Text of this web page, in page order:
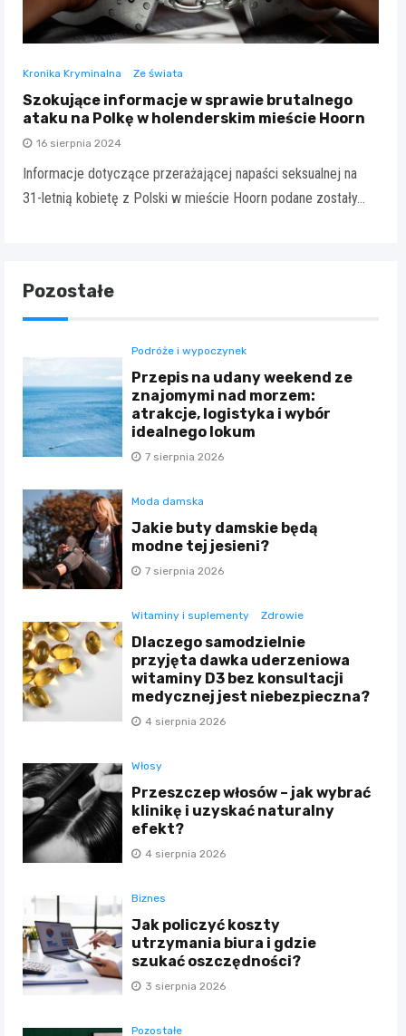
Kronika Kryminalna Ze świata
Szokujące informacje w sprawie brutalnego
ataku na Polkę w holenderskim mieście Hoorn
16 sierpnia 2024
Informacje dotyczące przerażającej napaści seksualnej na
31-letnią kobietę z Polski w mieście Hoorn podane zostały…
Pozostałe
Podróże i wypoczynek
Przepis na udany weekend ze
znajomymi nad morzem:
atrakcje, logistyka i wybór
idealnego lokum
7 sierpnia 2026
Moda damska
Jakie buty damskie będą
modne tej jesieni?
7 sierpnia 2026
Witaminy i suplementy Zdrowie
Dlaczego samodzielnie
przyjęta dawka uderzeniowa
witaminy D3 bez konsultacji
medycznej jest niebezpieczna?
4 sierpnia 2026
Włosy
Przeszczep włosów – jak wybrać
klinikę i uzyskać naturalny
efekt?
4 sierpnia 2026
Biznes
Jak policzyć koszty
utrzymania biura i gdzie
szukać oszczędności?
3 sierpnia 2026
Pozostałe